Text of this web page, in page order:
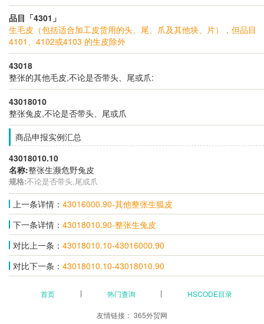
品目「4301」
生毛皮（包括适合加工皮货用的头、尾、爪及其他块、片），但品目
4101、4102或4103 的生皮除外
43018
整张的其他毛皮,不论是否带头、尾或爪:
43018010
整张兔皮,不论是否带头、尾或爪
商品申报实例汇总
43018010.10
名称:整张生濒危野兔皮
规格:不论是否带头,尾或爪
上一条详情： 43016000.90-其他整张生狐皮
下一条详情： 43018010.90-整张生兔皮
对比上一条： 43018010.10-43016000.90
对比下一条： 43018010.10-43018010.90
首页 热门查询 HSCODE目录
友情链接： 365外贸网